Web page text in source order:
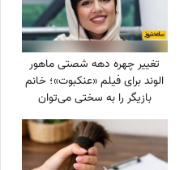
تغییر چهره دهه شصتی ماهور
الوند برای فیلم «عنکبوت»؛ خانم
بازیگر را به سختی می‌توان
شناخت + عکس